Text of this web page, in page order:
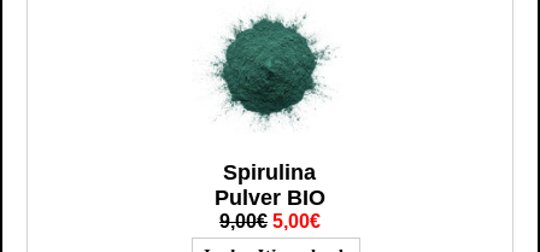
Spirulina
Pulver BIO
9,00€ 5,00€